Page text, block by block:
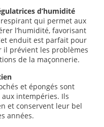
d’humidité
qui permet aux
l’humidité, favorisant
enduit est parfait pour
il prévient les problèmes
de la maçonnerie.
et épongés sont
intempéries. Ils
et conservent leur bel
années.